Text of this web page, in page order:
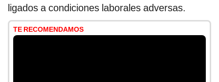
ligados a condiciones laborales adversas.
TE RECOMENDAMOS